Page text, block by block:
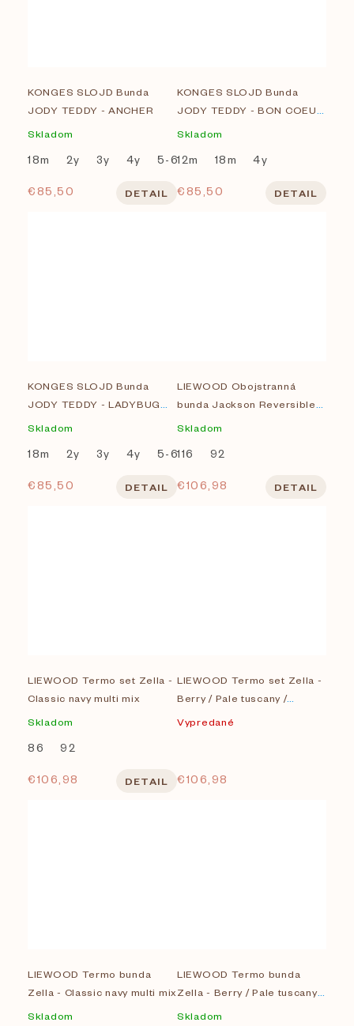
KONGES SLOJD Bunda
JODY TEDDY - ANCHER
Skladom
18m 2y 3y 4y 5-6y 7-8Y
€85,50 DETAIL
KONGES SLOJD Bunda
JODY TEDDY - BON COEUR
Skladom
12m 18m 4y
€85,50 DETAIL
KONGES SLOJD Bunda
JODY TEDDY - LADYBUG
Skladom
18m 2y 3y 4y 5-6y 7-8Y
€85,50 DETAIL
LIEWOOD Obojstranná
bunda Jackson Reversible -
Skladom
116 92
€106,98 DETAIL
LIEWOOD Termo set Zella -
Classic navy multi mix
Skladom
86 92
€106,98 DETAIL
LIEWOOD Termo set Zella -
Berry / Pale tuscany /
Vypredané
€106,98
LIEWOOD Termo bunda
Zella - Classic navy multi mix
Skladom
LIEWOOD Termo bunda
Zella - Berry / Pale tuscany /
Skladom